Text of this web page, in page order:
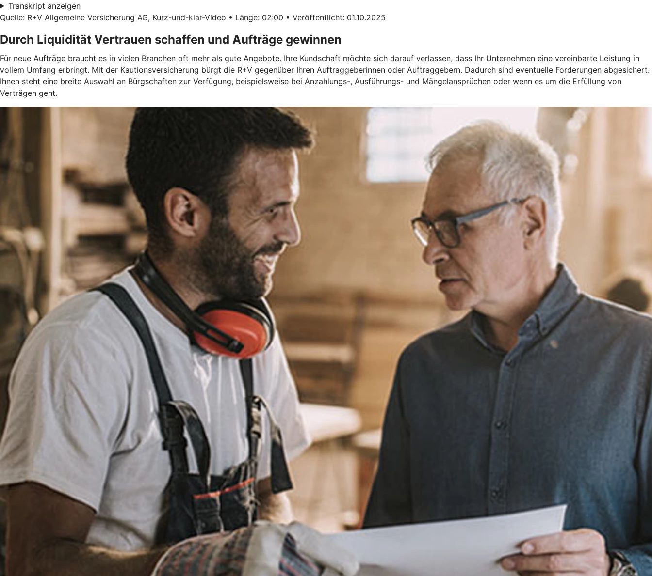
Transkript anzeigen
Quelle: R+V Allgemeine Versicherung AG, Kurz-und-klar-Video • Länge: 02:00 • Veröffentlicht: 01.10.2025
Durch Liquidität Vertrauen schaffen und Aufträge gewinnen
Für neue Aufträge braucht es in vielen Branchen oft mehr als gute Angebote. Ihre Kundschaft möchte sich darauf verlassen, dass Ihr Unternehmen eine vereinbarte Leistung in
vollem Umfang erbringt. Mit der Kautionsversicherung bürgt die R+V gegenüber Ihren Auftraggeberinnen oder Auftraggebern. Dadurch sind eventuelle Forderungen abgesichert.
Ihnen steht eine breite Auswahl an Bürgschaften zur Verfügung, beispielsweise bei Anzahlungs-, Ausführungs- und Mängelansprüchen oder wenn es um die Erfüllung von
Verträgen geht.